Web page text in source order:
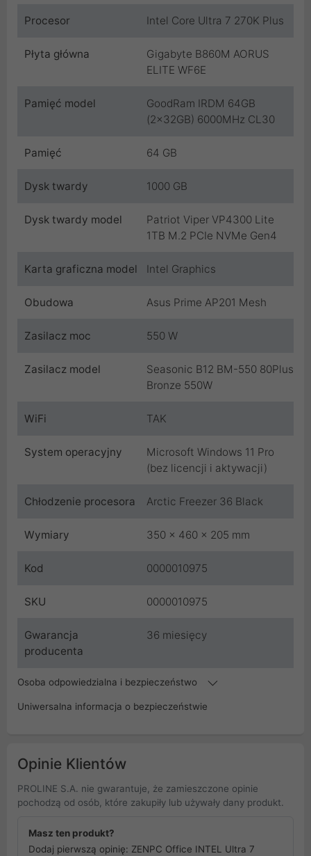
Procesor Intel Core Ultra 7 270K Plus
Płyta główna
Gigabyte B860M AORUS
ELITE WF6E
Pamięć model
GoodRam IRDM 64GB
(2x32GB) 6000MHz CL30
Pamięć 64 GB
Dysk twardy 1000 GB
Dysk twardy model
Patriot Viper VP4300 Lite
1TB M.2 PCIe NVMe Gen4
Karta graficzna model Intel Graphics
Obudowa Asus Prime AP201 Mesh
Zasilacz moc 550 W
Zasilacz model
Seasonic B12 BM-550 80Plus
Bronze 550W
WiFi TAK
System operacyjny
Microsoft Windows 11 Pro
(bez licencji i aktywacji)
Chłodzenie procesora Arctic Freezer 36 Black
Wymiary 350 x 460 x 205 mm
Kod 0000010975
SKU 0000010975
Gwarancja
producenta
36 miesięcy
Osoba odpowiedzialna i bezpieczeństwo
Uniwersalna informacja o bezpieczeństwie
Opinie Klientów
PROLINE S.A. nie gwarantuje, że zamieszczone opinie
pochodzą od osób, które zakupiły lub używały dany produkt.
Masz ten produkt?
Dodaj pierwszą opinię: ZENPC Office INTEL Ultra 7